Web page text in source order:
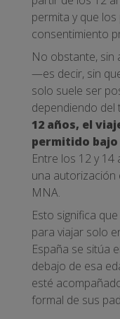
permita y que
consentimiento
No obstante, sin
—es decir, sin
solo suele ser
dependiendo del
12 años, el
permitido
Entre los 12 y 14
una autorización
MNA.
Esto significa
para viajar solo
España se sitúa
debajo de esa
esté
formal de sus